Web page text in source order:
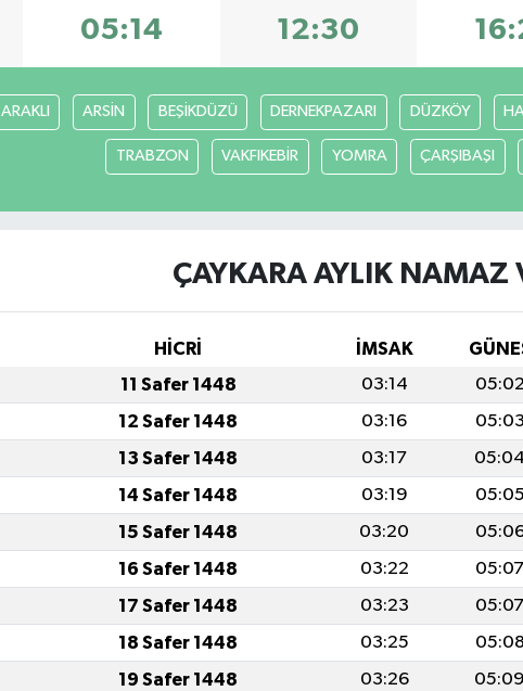
05:14 12:30
ARAKLI ARSİN BEŞİKDÜZÜ DERNEKPAZARI DÜZKÖY
TRABZON VAKFIKEBİR YOMRA ÇARŞIBAŞI
ÇAYKARA AYLIK NAMAZ
HİCRİ İMSAK
11 Safer 1448 03:14 05:02
12 Safer 1448 03:16 05:03
13 Safer 1448 03:17 05:04
14 Safer 1448 03:19 05:05
15 Safer 1448 03:20
16 Safer 1448 03:22 05:07
17 Safer 1448 03:23 05:07
18 Safer 1448 03:25 05:08
19 Safer 1448 03:26 05:09